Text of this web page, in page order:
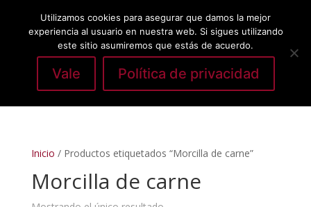
Seleccionar página
Inicio / Productos etiquetados “Morcilla de carne”
Morcilla de carne
Utilizamos cookies para asegurar que damos la mejor
experiencia al usuario en nuestra web. Si sigues utilizando
este sitio asumiremos que estás de acuerdo.
Vale Política de privacidad